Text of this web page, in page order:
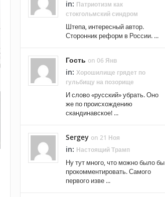
in: Патриотизм как
стокгольмский синдром
Штепа, интересный автор.
Сторонник реформ в России. ...
Гость on 06 Янв
in: Хорошилище грядет по
гульбищу на позорище
И слово «русский» убрать. Оно
же по происхождению
скандинавское! ...
Sergey on 21 Ноя
in: Настоящий Трамп
Ну тут много, что можно было бы
прокомментировать. Самого
первого изве ...